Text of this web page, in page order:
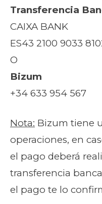
Transferencia
CAIXA BANK
ES43 2100 9033
O
Bizum
+34 633 954 567
Nota: Bizum tiene
operaciones, en
el pago deberá
transferencia
el pago te lo